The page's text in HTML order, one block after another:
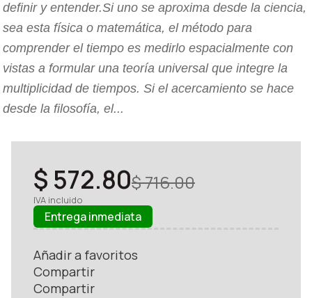
definir y entender.Si uno se aproxima desde la ciencia,
sea esta física o matemática, el método para
comprender el tiempo es medirlo espacialmente con
vistas a formular una teoría universal que integre la
multiplicidad de tiempos. Si el acercamiento se hace
desde la filosofía, el...
$ 716.00
$ 572.80
IVA incluido
Entrega inmediata
Añadir a favoritos
Compartir
Compartir